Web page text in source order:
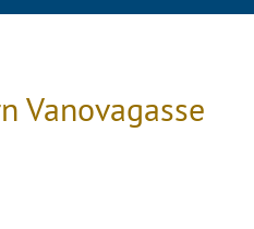
Vanovagasse